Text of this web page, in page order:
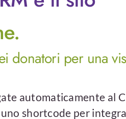
donatori per una
automaticamente al
shortcode per